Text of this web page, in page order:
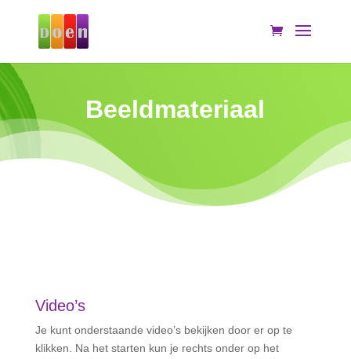
Beeldmateriaal
Video’s
Je kunt onderstaande video’s bekijken door er op te
klikken. Na het starten kun je rechts onder op het